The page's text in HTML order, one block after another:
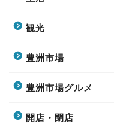
観光
豊洲市場
豊洲市場グルメ
開店・閉店